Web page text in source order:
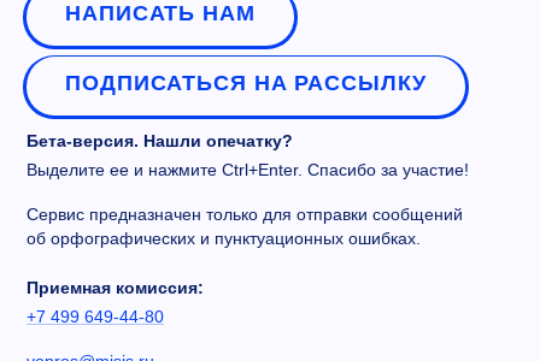
НАПИСАТЬ НАМ
ПОДПИСАТЬСЯ НА РАССЫЛКУ
Бета-версия. Нашли опечатку?
Выделите ее и нажмите Ctrl+Enter. Спасибо за участие!
Сервис предназначен только для отправки сообщений
об орфографических и пунктуационных ошибках.
Приемная комиссия:
+7 499 649-44-80